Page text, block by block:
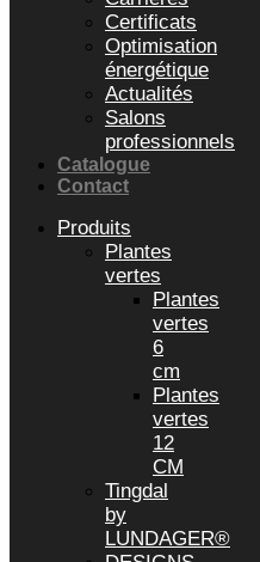
Certificats
Optimisation
énergétique
Actualités
Salons
professionnels
Catalogue
Contact
Produits
Plantes
vertes
Plantes
vertes
6
cm
Plantes
vertes
12
CM
Tingdal
by
LUNDAGER®